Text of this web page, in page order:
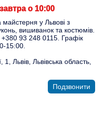
о 10:00
у Львові з
вишиванок та костюмів.
+380 93 248 0115. Графік
15:00.
Львів, Львівська область,
Подзвонити